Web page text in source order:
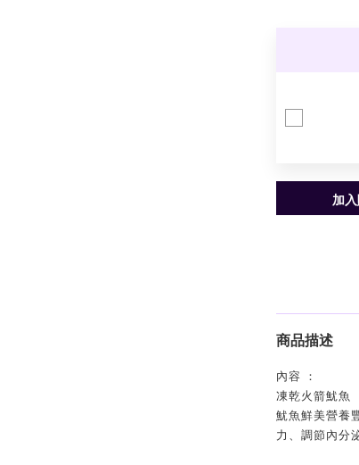
加
商品描述
內容 ：
凍乾火箭魷魚
魷魚鮮美營養
力、調節內分